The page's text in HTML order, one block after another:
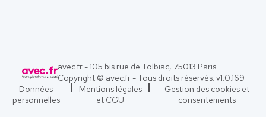
avec.fr - 105 bis rue de Tolbiac, 75013 Paris
Copyright © avec.fr - Tous droits réservés. v1.0.169
Données
personnelles
Mentions légales
et CGU
Gestion des cookies et
consentements